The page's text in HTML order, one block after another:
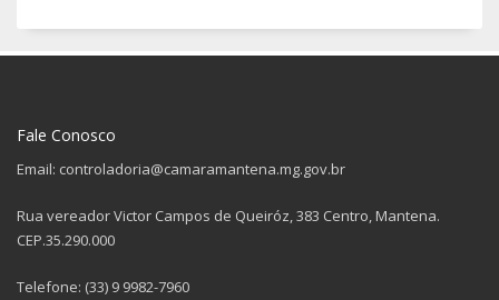
Fale Conosco
Email: controladoria@camaramantena.mg.gov.br
Rua vereador Victor Campos de Queiróz, 383 Centro, Mantena.
CEP.35.290.000
Telefone: (33) 9 9982-7960